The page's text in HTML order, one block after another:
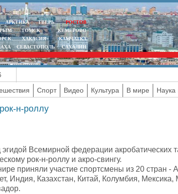
АРКТИКА ТВЕРЬ
РОСТОВ
ТОМСК
КЕМЕРОВО
ХАКАСИЯ
КАМЧАТКА
СЕВАСТОПОЛЬ САХАЛИН
Спорт Видео Культура В мире Наука
н-роллу
эгидой Всемирной федерации
рок-н-роллу и акро-свингу.
приняли участие спортсмены из 20 стран
Индия, Казахстан, Китай, Колумбия,